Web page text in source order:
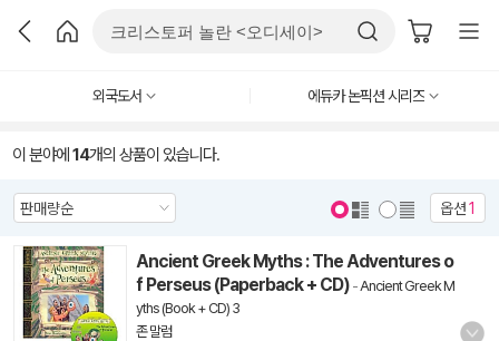
외국도서 에듀카 논픽션 시리즈
이 분야에 14개의 상품이 있습니다.
옵션1
Ancient Greek Myths : The Adventures o
f Perseus (Paperback + CD) -Ancient Greek M
yths (Book + CD) 3
존 말럼